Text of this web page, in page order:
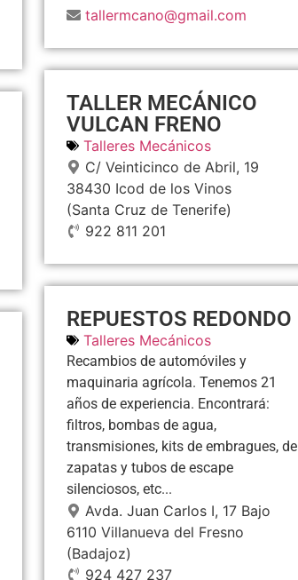
tallermcano@gmail.com
TALLER MECÁNICO
VULCAN FRENO
Talleres Mecánicos
C/ Veinticinco de Abril, 19
38430 Icod de los Vinos
(Santa Cruz de Tenerife)
922 811 201
REPUESTOS REDONDO
Talleres Mecánicos
Recambios de automóviles y
maquinaria agrícola. Tenemos 21
años de experiencia. Encontrará:
filtros, bombas de agua,
transmisiones, kits de embragues, de
zapatas y tubos de escape
silenciosos, etc...
Avda. Juan Carlos I, 17 Bajo
6110 Villanueva del Fresno
(Badajoz)
924 427 237